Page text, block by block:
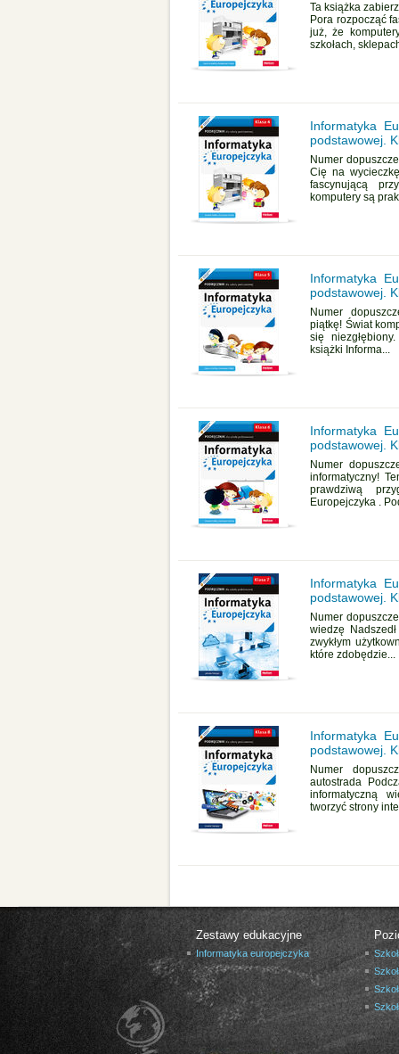
Ta książka
Pora rozpocząć
już, że
szkołach,
Informatyka
podstawowej.
Numer
Cię na
fascynującą
komputery są
Informatyka
podstawowej.
Numer
piątkę! Świat
się
książki Informa...
Informatyka
podstawowej.
Numer
informatyczny!
prawdziwą
Europejczyka .
Informatyka
podstawowej.
Numer
wiedzę
zwykłym
które zdobędzie...
Informatyka
podstawowej.
Numer
autostrada
informatyczną
tworzyć strony
Zestawy edukacyjne
Informatyka europejczyka